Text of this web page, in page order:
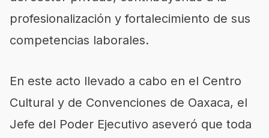
profesionalización y fortalecimiento de sus
competencias laborales.
En este acto llevado a cabo en el Centro
Cultural y de Convenciones de Oaxaca, el
Jefe del Poder Ejecutivo aseveró que toda